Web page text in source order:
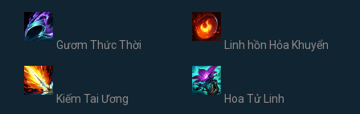
Gươm Thức Thời Linh hồn Hỏa Khuyển
Kiếm Tai Ương Hoa Tử Linh